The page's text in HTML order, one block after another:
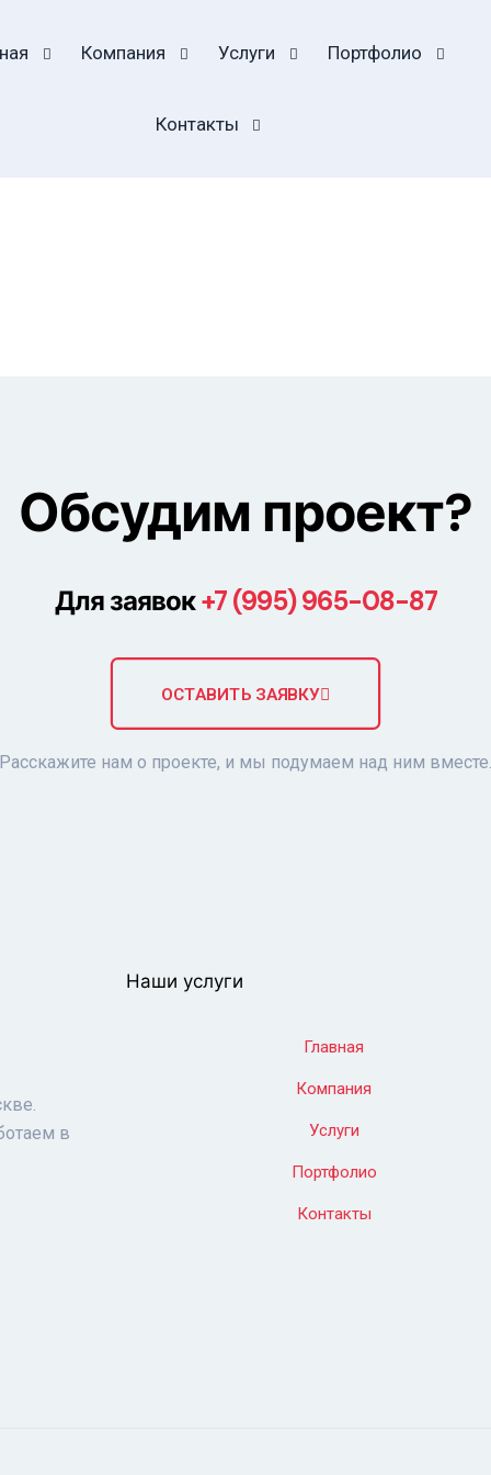
Компания Услуги Портфолио
Контакты
Обсудим проект?
Для заявок+7 (995) 965-08-87
ОСТАВИТЬ ЗАЯВКУ
Расскажите нам о проекте, и мы подумаем над ним вместе.
в
Наши услуги
Главная
Компания
Услуги
Портфолио
Контакты